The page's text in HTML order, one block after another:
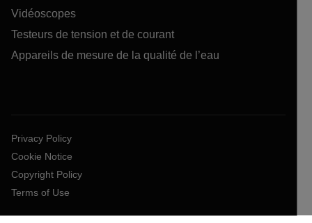
Vidéoscopes
Testeurs de tension et de courant
Appareils de mesure de la qualité de l’eau
Privacy Policy
Cookie Notice
Copyright Policy
Terms of Use